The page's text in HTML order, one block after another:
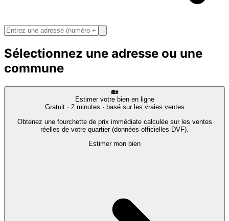
Sélectionnez une adresse ou une
commune
🏡
Estimer votre bien en ligne
Gratuit · 2 minutes · basé sur les vraies ventes
Obtenez une fourchette de prix immédiate calculée sur les ventes
réelles de votre quartier (données officielles DVF).
Estimer mon bien